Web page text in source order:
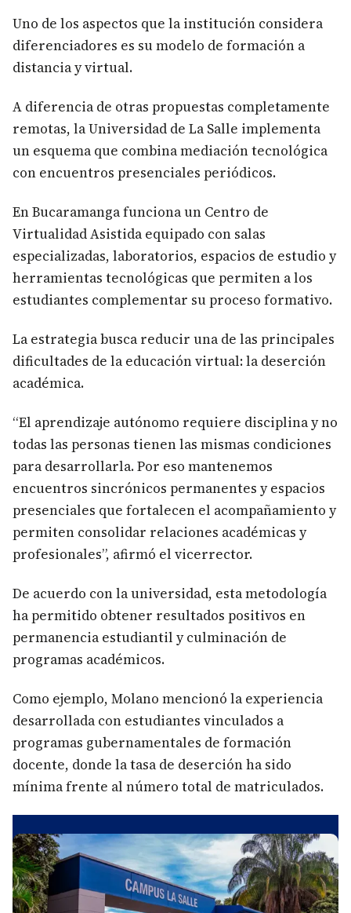
Uno de los aspectos que la institución considera
diferenciadores es su modelo de formación a
distancia y virtual.
A diferencia de otras propuestas completamente
remotas, la Universidad de La Salle implementa
un esquema que combina mediación tecnológica
con encuentros presenciales periódicos.
En Bucaramanga funciona un Centro de
Virtualidad Asistida equipado con salas
especializadas, laboratorios, espacios de estudio y
herramientas tecnológicas que permiten a los
estudiantes complementar su proceso formativo.
La estrategia busca reducir una de las principales
dificultades de la educación virtual: la deserción
académica.
“El aprendizaje autónomo requiere disciplina y no
todas las personas tienen las mismas condiciones
para desarrollarla. Por eso mantenemos
encuentros sincrónicos permanentes y espacios
presenciales que fortalecen el acompañamiento y
permiten consolidar relaciones académicas y
profesionales”, afirmó el vicerrector.
De acuerdo con la universidad, esta metodología
ha permitido obtener resultados positivos en
permanencia estudiantil y culminación de
programas académicos.
Como ejemplo, Molano mencionó la experiencia
desarrollada con estudiantes vinculados a
programas gubernamentales de formación
docente, donde la tasa de deserción ha sido
mínima frente al número total de matriculados.